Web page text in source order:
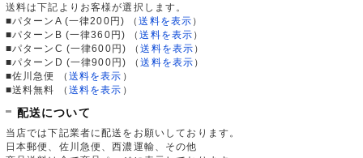
送料は下記よりお客様が選択します。
■パターンA (一律200円)
（送料を表示 ）
■パターンB (一律360円)
（送料を表示 ）
■パターンC (一律600円)
（送料を表示 ）
■パターンD (一律900円)
（送料を表示 ）
■佐川急便
（ 送料を表示 ）
■送料無料
（ 送料を表示 ）
配送について
当店では下記業者に配送をお願いしております。
日本郵便、佐川急便、西濃運輸、その他